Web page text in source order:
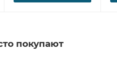
покупают